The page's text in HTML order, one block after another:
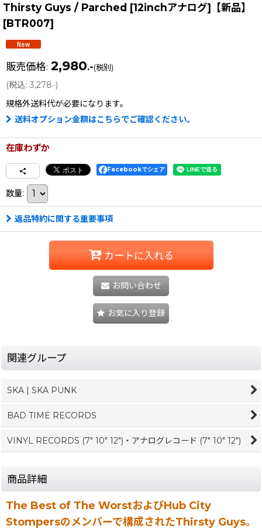
Thirsty Guys / Parched [12inchアナログ]【新品】
[BTR007]
販売価格: 2,980.-(税別)
(税込: 3,278.-)
規格外送料代が必要になります。
送料オプション金額はこちらでご確認ください。
在庫わずか
Facebookでシェア
数量:
返品特約に関する重要事項
カートに入れる
お問い合わせ
お気に入り登録
関連グループ
SKA | SKA PUNK
BAD TIME RECORDS
VINYL RECORDS (7" 10" 12")・アナログレコード (7" 10" 12")
商品詳細
The Best of The WorstおよびHub City
Stompersのメンバーで構成されたThirsty Guys。